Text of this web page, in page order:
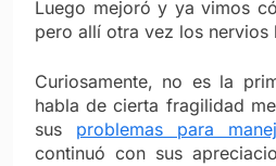
Luego mejoró y ya vimos
pero allí otra vez los nervios
Curiosamente, no es la
habla de cierta fragilidad
sus problemas para
continuó con sus